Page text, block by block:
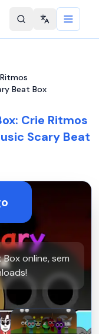
Change
Beat Box
Crie Ritmos
Scary Beat
online, sem